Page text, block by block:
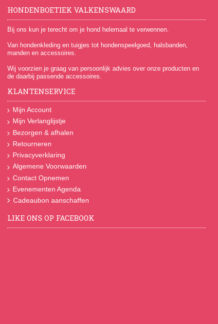
HONDENBOETIEK VALKENSWAARD
Bij ons kun je terecht om je hond helemaal te verwennen.
Van hondenkleding en tuigjes tot hondenspeelgoed, halsbanden,
manden en accessoires.
Wij voorzien je graag van persoonlijk advies over onze producten en
de daarbij passende accessoires.
KLANTENSERVICE
Mijn Account
Mijn Verlanglijstje
Bezorgen & afhalen
Retourneren
Privacyverklaring
Algemene Voorwaarden
Contact Opnemen
Evenementen Agenda
Cadeaubon aanschaffen
LIKE ONS OP FACEBOOK